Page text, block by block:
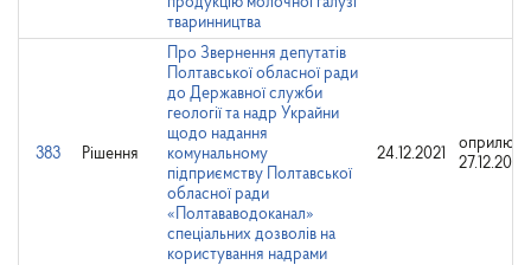
тваринництва
383 Рішення
Про Звернення депутатів
Полтавської обласної ради
до Державної служби
геології та надр Украйни
щодо надання
комунальному
підприємству Полтавської
обласної ради
«Полтававодоканал»
спеціальних дозволів на
користування надрами
24.12.2021
27.12.2021